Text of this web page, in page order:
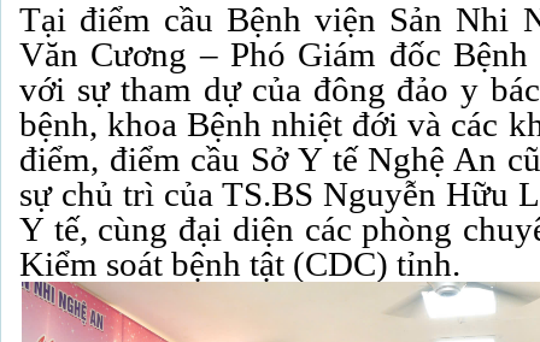
Tại điểm cầu Bệnh viện Sản Nhi
Văn Cương – Phó Giám đốc
với sự tham dự của đông đảo y
bệnh, khoa Bệnh nhiệt đới và các
điểm, điểm cầu Sở Y tế Nghệ An
sự chủ trì của TS.BS Nguyễn Hữu
Y tế, cùng đại diện các phòng
Kiểm soát bệnh tật (CDC) tỉnh.